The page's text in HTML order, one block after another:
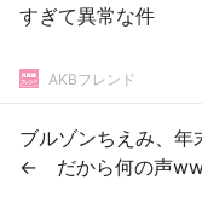
すぎて異常な件
AKBフレンド
ブルゾンちえみ、
← だから何の声